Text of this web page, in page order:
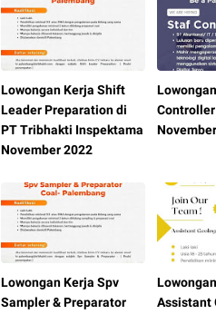
Lowongan Kerja Shift
Leader Preparation di
PT Tribhakti Inspektama
November 2022
Lowongan Kerja Spv
Sampler & Preparator
Assistant